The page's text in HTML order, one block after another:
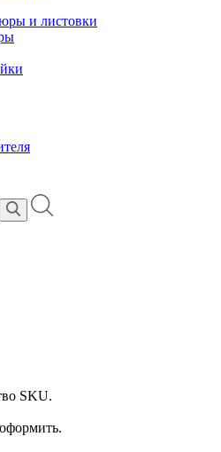
и листовки
SKU.